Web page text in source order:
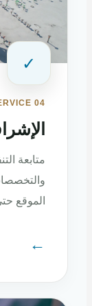
✓
SERVICE 04
الإشراف
متابعة التنفيذ
والتخصصات
الموقع حتى